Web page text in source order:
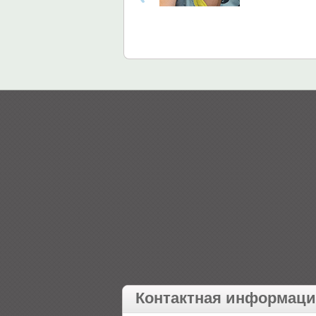
Контактная